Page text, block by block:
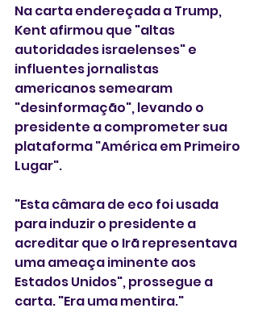
Na carta endereçada a Trump,
Kent afirmou que "altas
autoridades israelenses" e
influentes jornalistas
americanos semearam
"desinformação", levando o
presidente a comprometer sua
plataforma "América em Primeiro
Lugar".
"Esta câmara de eco foi usada
para induzir o presidente a
acreditar que o Irã representava
uma ameaça iminente aos
Estados Unidos", prossegue a
carta. "Era uma mentira."